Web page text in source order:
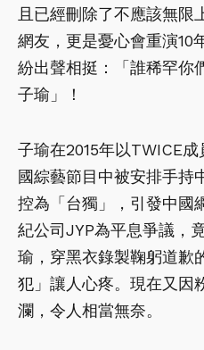
且已經刪除了不應該無限
網友，更是憂心會重演10
紛出聲相挺：「誰稀罕你
子瑜」！
子瑜在2015年以TWICE
國綜藝節目中被安排手持
控為「台獨」，引發中國
紀公司JYP為平息爭議，
瑜，穿黑衣錄製鞠躬道歉
犯」讓人心疼。現在又因
瀾，令人相當無奈。